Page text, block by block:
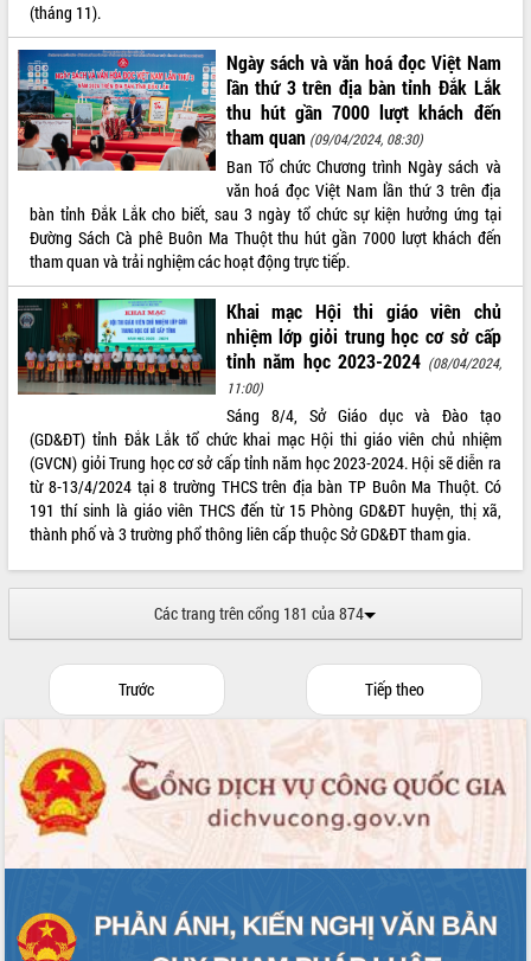
(tháng 11).
Ngày sách và văn hoá đọc Việt Nam
lần thứ 3 trên địa bàn tỉnh Đắk Lắk
thu hút gần 7000 lượt khách đến
tham quan (09/04/2024, 08:30)
Ban Tổ chức Chương trình Ngày sách và
văn hoá đọc Việt Nam lần thứ 3 trên địa
bàn tỉnh Đắk Lắk cho biết, sau 3 ngày tổ chức sự kiện hưởng ứng tại
Đường Sách Cà phê Buôn Ma Thuột thu hút gần 7000 lượt khách đến
tham quan và trải nghiệm các hoạt động trực tiếp.
Khai mạc Hội thi giáo viên chủ
nhiệm lớp giỏi trung học cơ sở cấp
tỉnh năm học 2023-2024 (08/04/2024,
11:00)
Sáng 8/4, Sở Giáo dục và Đào tạo
(GD&ĐT) tỉnh Đắk Lắk tổ chức khai mạc Hội thi giáo viên chủ nhiệm
(GVCN) giỏi Trung học cơ sở cấp tỉnh năm học 2023-2024. Hội sẽ diễn ra
từ 8-13/4/2024 tại 8 trường THCS trên địa bàn TP Buôn Ma Thuột. Có
191 thí sinh là giáo viên THCS đến từ 15 Phòng GD&ĐT huyện, thị xã,
thành phố và 3 trường phổ thông liên cấp thuộc Sở GD&ĐT tham gia.
Các trang trên cổng 181 của 874
Trước Tiếp theo